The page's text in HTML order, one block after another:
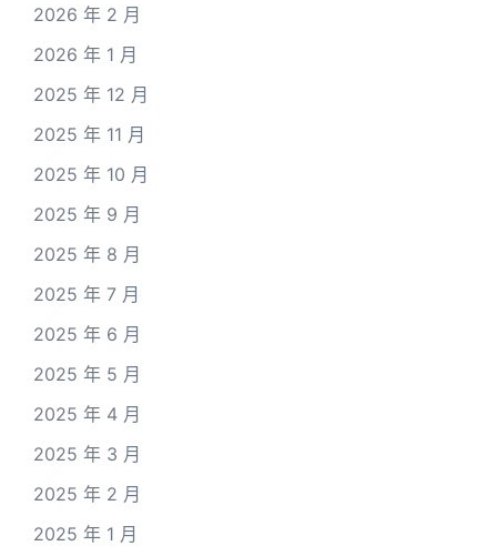
2026 年 2 月
2026 年 1 月
2025 年 12 月
2025 年 11 月
2025 年 10 月
2025 年 9 月
2025 年 8 月
2025 年 7 月
2025 年 6 月
2025 年 5 月
2025 年 4 月
2025 年 3 月
2025 年 2 月
2025 年 1 月